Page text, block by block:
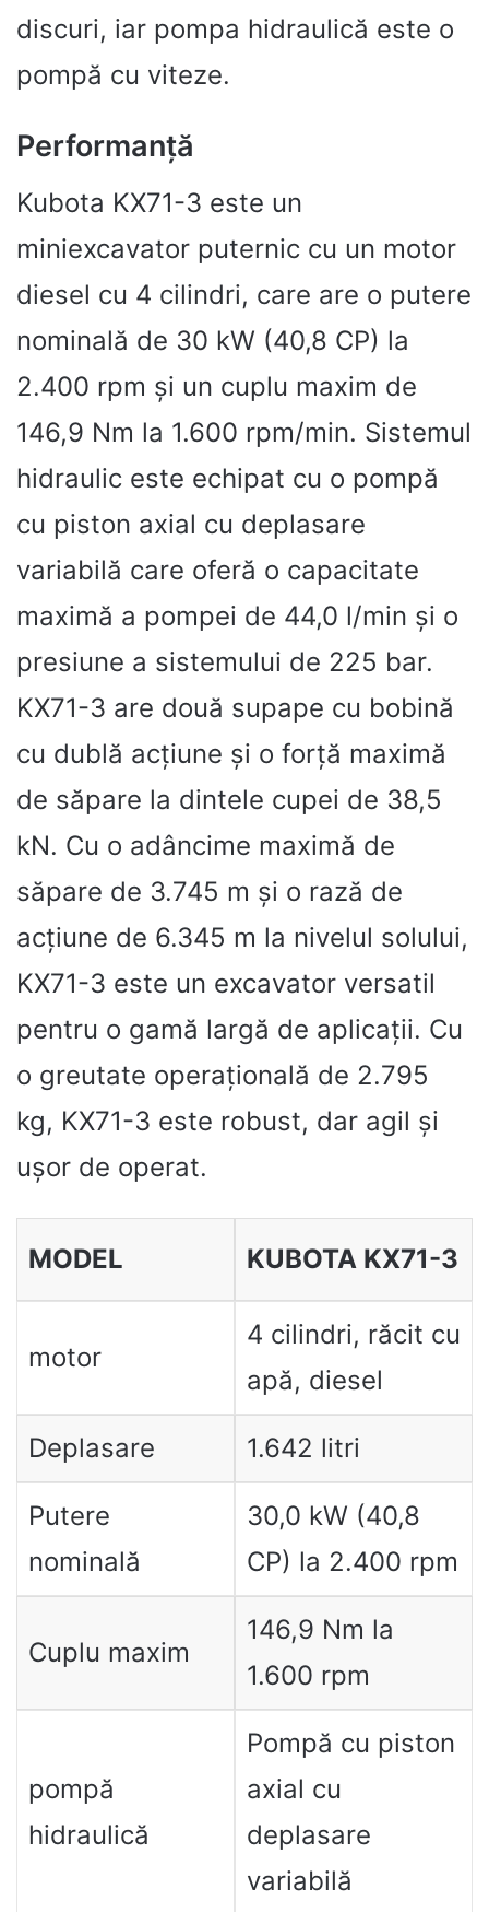
discuri, iar pompa hidraulică este o
pompă cu viteze.
Performanță
Kubota KX71-3 este un
miniexcavator puternic cu un motor
diesel cu 4 cilindri, care are o putere
nominală de 30 kW (40,8 CP) la
2.400 rpm și un cuplu maxim de
146,9 Nm la 1.600 rpm/min. Sistemul
hidraulic este echipat cu o pompă
cu piston axial cu deplasare
variabilă care oferă o capacitate
maximă a pompei de 44,0 l/min și o
presiune a sistemului de 225 bar.
KX71-3 are două supape cu bobină
cu dublă acțiune și o forță maximă
de săpare la dintele cupei de 38,5
kN. Cu o adâncime maximă de
săpare de 3.745 m și o rază de
acțiune de 6.345 m la nivelul solului,
KX71-3 este un excavator versatil
pentru o gamă largă de aplicații. Cu
o greutate operațională de 2.795
kg, KX71-3 este robust, dar agil și
ușor de operat.
MODEL KUBOTA KX71-3
motor
4 cilindri, răcit cu
apă, diesel
Deplasare 1.642 litri
Putere
nominală
30,0 kW (40,8
CP) la 2.400 rpm
Cuplu maxim
146,9 Nm la
1.600 rpm
pompă
hidraulică
Pompă cu piston
axial cu
deplasare
variabilă